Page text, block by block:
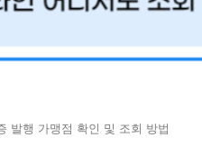
발행 가맹점 확인 및 조회 방법